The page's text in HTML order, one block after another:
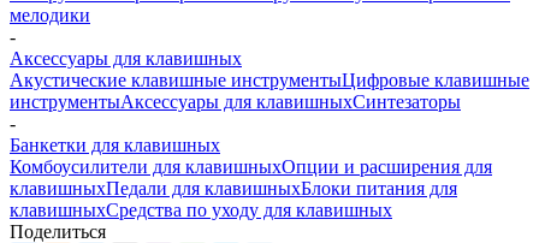
мелодики
-
Аксессуары для клавишных
Акустические клавишные инструментыЦифровые клавишные
инструментыАксессуары для клавишныхСинтезаторы
-
Банкетки для клавишных
Комбоусилители для клавишныхОпции и расширения для
клавишныхПедали для клавишныхБлоки питания для
клавишныхСредства по уходу для клавишных
Поделиться